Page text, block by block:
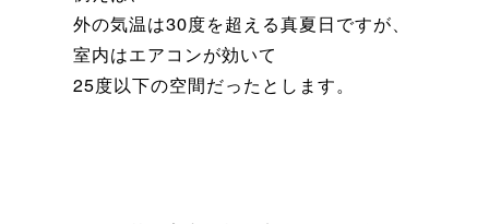
外の気温は30度を超える真夏日ですが、
室内はエアコンが効いて
25度以下の空間だったとします。